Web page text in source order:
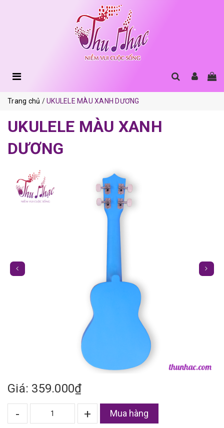
Trang chủ UKULELE MÀU XANH DƯƠNG
UKULELE MÀU XANH
DƯƠNG
Giá: 359.000₫
-
+ Mua hàng